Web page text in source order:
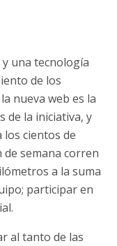
una tecnología
de los
nueva web es la
de la iniciativa, y
los cientos de
de semana corren
a la suma
participar en
al tanto de las